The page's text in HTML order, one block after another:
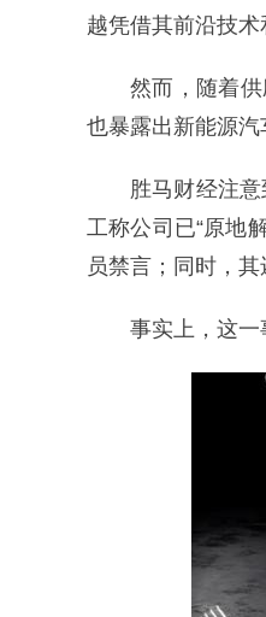
越凭借其前沿技术
然而，随着
也暴露出新能源汽
胜马财经注
工称公司已“原地
员禁言；同时，
事实上，这一